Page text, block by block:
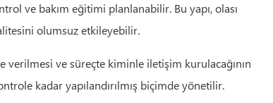
ve bakım eğitimi planlanabilir. Bu yapı, olası
olumsuz etkileyebilir.
verilmesi ve süreçte kiminle iletişim kurulacağının
kadar yapılandırılmış biçimde yönetilir.